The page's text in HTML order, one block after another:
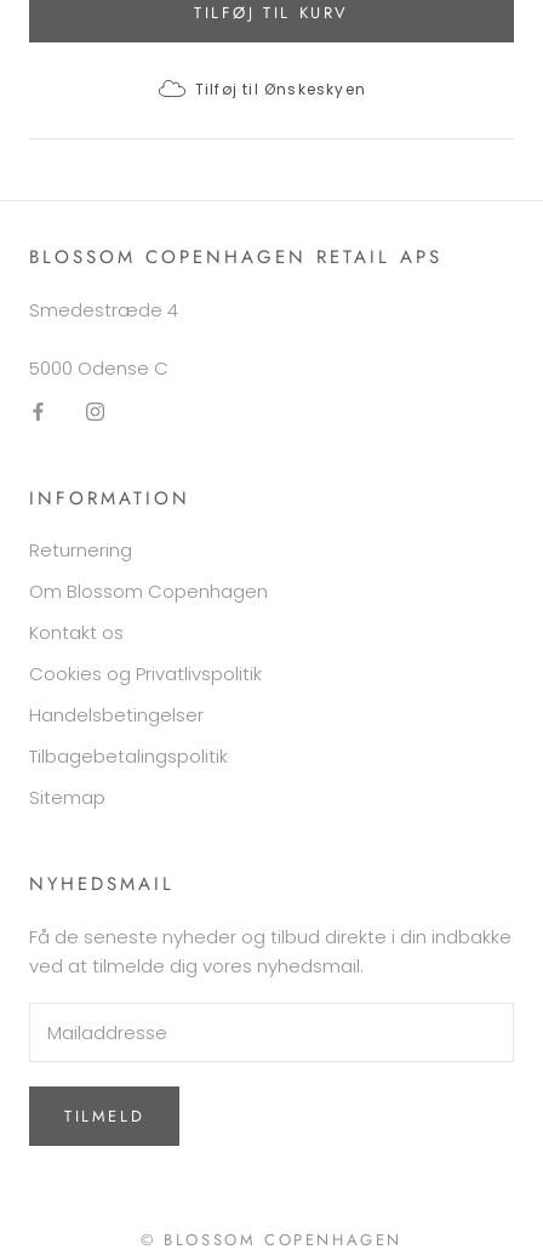
TILFØJ TIL KURV
Tilføj til Ønskeskyen
BLOSSOM COPENHAGEN RETAIL APS
Smedestræde 4
5000 Odense C
INFORMATION
Returnering
Om Blossom Copenhagen
Kontakt os
Cookies og Privatlivspolitik
Handelsbetingelser
Tilbagebetalingspolitik
Sitemap
NYHEDSMAIL
Få de seneste nyheder og tilbud direkte i din indbakke
ved at tilmelde dig vores nyhedsmail.
TILMELD
© BLOSSOM COPENHAGEN